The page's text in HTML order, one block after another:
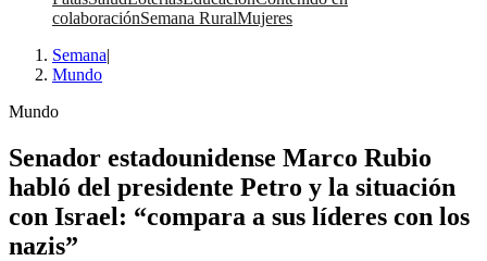
colaboraciónSemana RuralMujeres
Semana|
Mundo
Mundo
Senador estadounidense Marco Rubio
habló del presidente Petro y la situación
con Israel: “compara a sus líderes con los
nazis”